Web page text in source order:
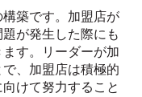
築です。加盟店が
が発生した際にも
す。リーダーが加
、加盟店は積極的
けて努力すること